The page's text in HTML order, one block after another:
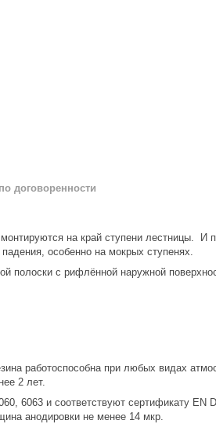
по договоренности
на край ступени лестницы. И
особенно на мокрых ступенях.
полоски с рифлённой наружной
работоспособна при любых видах
2 лет.
6063 и соответствуют сертификату EN
анодировки не менее 14 мкр.